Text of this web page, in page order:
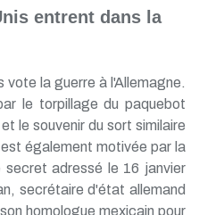
entrent dans la
la guerre à l'Allemagne.
le torpillage du paquebot
le souvenir du sort similaire
également motivée par la
secret adressé le 16 janvier
secrétaire d'état allemand
homologue mexicain pour